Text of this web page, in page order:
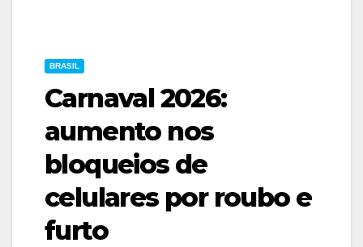
BRASIL
Carnaval 2026:
aumento nos
bloqueios de
celulares por roubo e
furto